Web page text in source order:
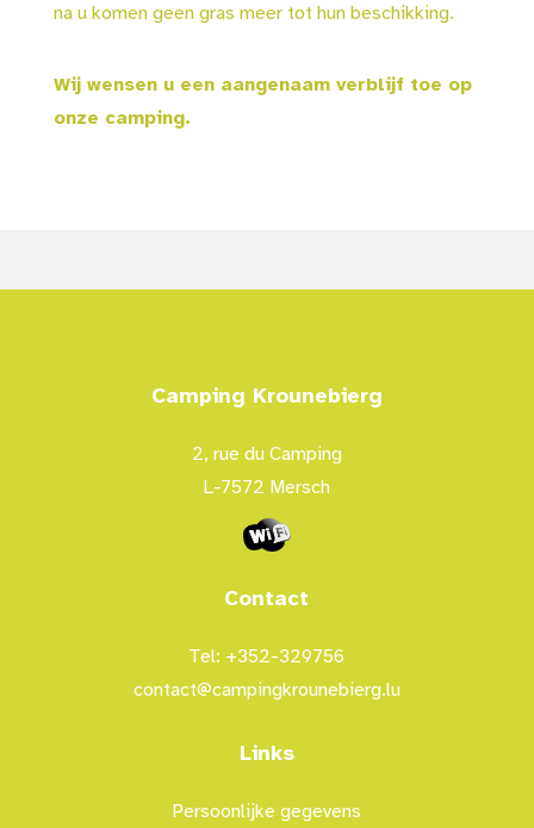
na u komen geen gras meer tot hun beschikking.
Wij wensen u een aangenaam verblijf toe op
onze camping.
Camping Krounebierg
2, rue du Camping
L-7572 Mersch
Contact
Tel: +352-329756
contact@campingkrounebierg.lu
Links
Persoonlijke gegevens